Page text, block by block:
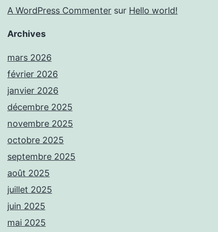
A WordPress Commenter sur Hello world!
Archives
mars 2026
février 2026
janvier 2026
décembre 2025
novembre 2025
octobre 2025
septembre 2025
août 2025
juillet 2025
juin 2025
mai 2025